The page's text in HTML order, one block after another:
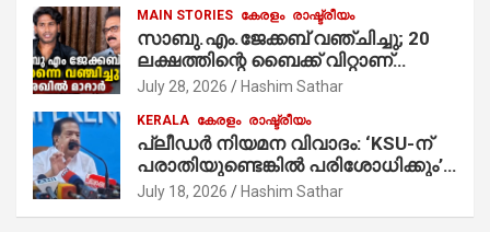
MAIN STORIES കേരളം രാഷ്ട്രീയം
സാബു.എം.ജേക്കബ് വഞ്ചിച്ചു; 20
ലക്ഷത്തിന്റെ ബൈക്ക് വിറ്റാണ്
തൃക്കാക്കരയില്‍ മത്സരിച്ചത്!
മാത്രമാണ് ഉണ്ടായിരുന്നത്;
സാബുവിന്റേത് വ്യക്തിപരമായ
നേട്ടത്തിനുള്ള പാര്‍ട്ടി; ഇപ്പോള്‍
ഫോണ്‍ വിളിച്ചാല്‍ എടുക്കില്ല;
തിരഞ്ഞെടുപ്പിലെ ദുരനുഭവങ്ങള്‍
July 28, 2026 Hashim Sathar
KERALA കേരളം രാഷ്ട്രീയം
പ്ലീഡർ നിയമന വിവാദം: ‘KSU-ന്
പരാതിയുണ്ടെങ്കിൽ പരിശോധിക്കും’;
രമേശ് ചെന്നിത്തല
July 18, 2026 Hashim Sathar